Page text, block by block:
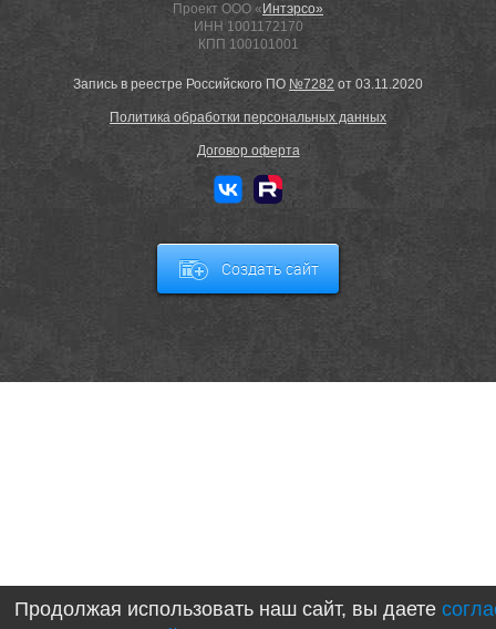
Проект ООО « Интэрсо»
ИНН 1001172170
КПП 100101001
Запись в реестре Российского ПО №7282 от 03.11.2020
Политика обработки персональных данных
Договор оферта
Создать сайт
Продолжая использовать наш сайт, вы даете